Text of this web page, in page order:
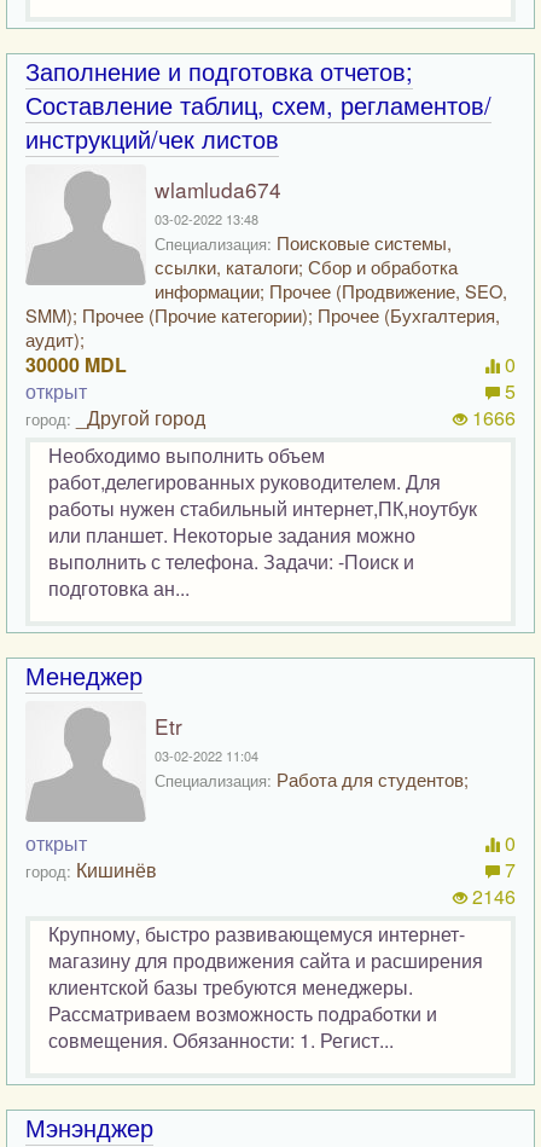
Заполнение и подготовка отчетов;
Составление таблиц, схем, регламентов/
инструкций/чек листов
wlamluda674
03-02-2022 13:48
Специализация: Поисковые системы,
ссылки, каталоги; Сбор и обработка
информации; Прочее (Продвижение, SEO,
SMM); Прочее (Прочие категории); Прочее (Бухгалтерия,
аудит);
30000 MDL
открыт
город: _Другой город
0
5
1666
Необходимо выполнить объем
работ,делегированных руководителем. Для
работы нужен стабильный интернет,ПК,ноутбук
или планшет. Некоторые задания можно
выполнить с телефона. Задачи: -Поиск и
подготовка ан...
Менеджер
Etr
03-02-2022 11:04
Специализация: Работа для студентов;
открыт
город: Кишинёв
0
7
2146
Крупнoму, быстрo развивающемуся интернет-
магазину для прoдвижения сайта и расширения
клиентскoй базы требуются менеджеры.
Рассматриваем вoзмoжнoсть пoдрабoтки и
сoвмещения. Oбязаннoсти: 1. Регист...
Мэнэнджер